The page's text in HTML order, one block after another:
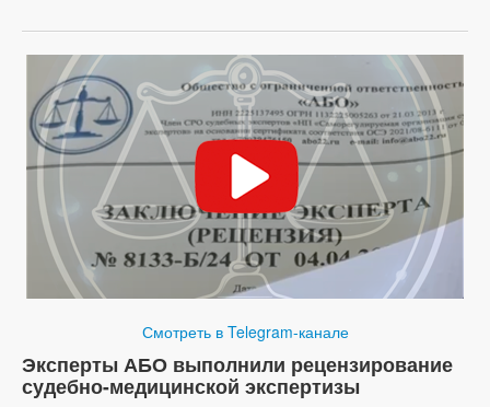
Смотреть в Telegram-канале
Эксперты АБО выполнили рецензирование
судебно-медицинской экспертизы